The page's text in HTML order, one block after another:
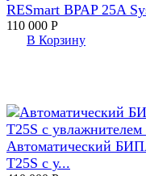
RESmart BPAP 25A
110 000 Р
В Корзину
Автоматический
T25S с у...